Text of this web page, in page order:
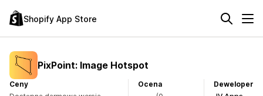
Shopify App Store
PixPoint: Image Hotspot
Ceny
Ocena
Deweloper